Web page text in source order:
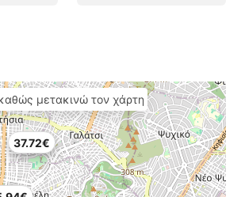
37.72€
μετακινώ τον χάρτη